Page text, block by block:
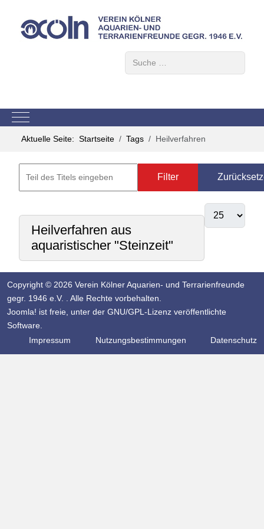
Mobile Menu Toggle
Aktuelle Seite: Startseite Tags Heilverfahren
Filter
Heilverfahren aus
aquaristischer "Steinzeit"
Copyright © 2026 Verein Kölner Aquarien- und Terrarienfreunde
gegr. 1946 e.V. . Alle Rechte vorbehalten.
Joomla! ist freie, unter der GNU/GPL-Lizenz veröffentlichte
Software.
Impressum
Nutzungsbestimmungen Datenschutz